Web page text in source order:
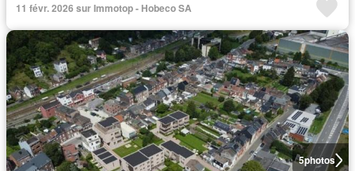
11 févr. 2026 sur Immotop - Hobeco SA
5photos